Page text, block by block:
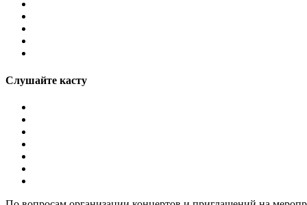
Слушайте касту